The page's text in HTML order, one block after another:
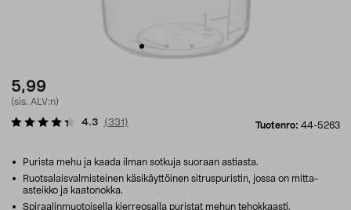
5,99
(sis. ALV:n)
Tuotenro: 44-5263
4.3 (331 )
Purista mehu ja kaada ilman sotkuja suoraan astiasta.
Ruotsalaisvalmisteinen käsikäyttöinen sitruspuristin, jossa on mitta-
asteikko ja kaatonokka.
Spiraalinmuotoisella kierreosalla puristat mehun tehokkaasti.